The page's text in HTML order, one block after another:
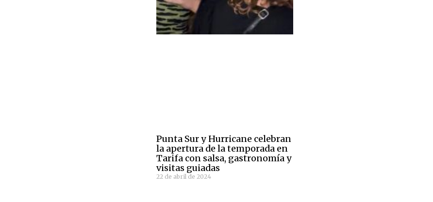
Punta Sur y Hurricane celebran
la apertura de la temporada en
Tarifa con salsa, gastronomía y
visitas guiadas
22 de abril de 2024